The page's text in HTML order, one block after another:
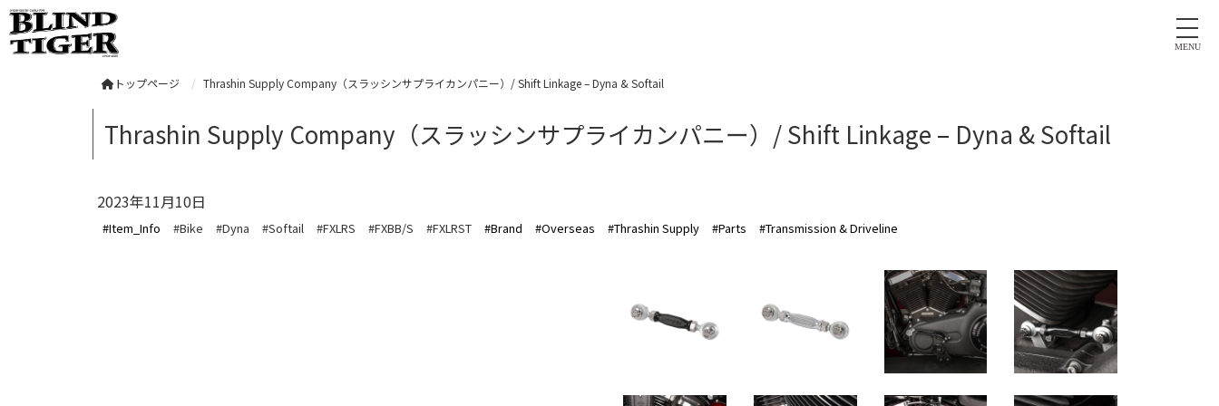
MENU
トップページ Thrashin Supply Company（スラッシンサプライカンパニー）/ Shift Linkage – Dyna & Softail
Thrashin Supply Company（スラッシンサプライカンパニー）/ Shift Linkage – Dyna & Softail
2023年11月10日
#Item_Info #Bike #Dyna #Softail #FXLRS #FXBB/S #FXLRST #Brand #Overseas #Thrashin Supply #Parts #Transmission & Driveline